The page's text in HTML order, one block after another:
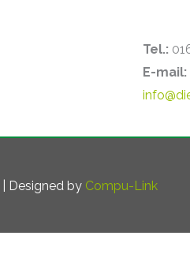
Tel.:
E-mail:
| Designed by Compu-Link